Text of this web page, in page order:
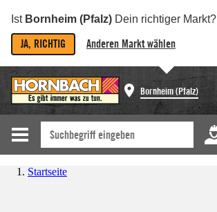
Ist Bornheim (Pfalz) Dein richtiger Markt?
JA, RICHTIG Anderen Markt wählen
Bornheim (Pfalz)
Startseite